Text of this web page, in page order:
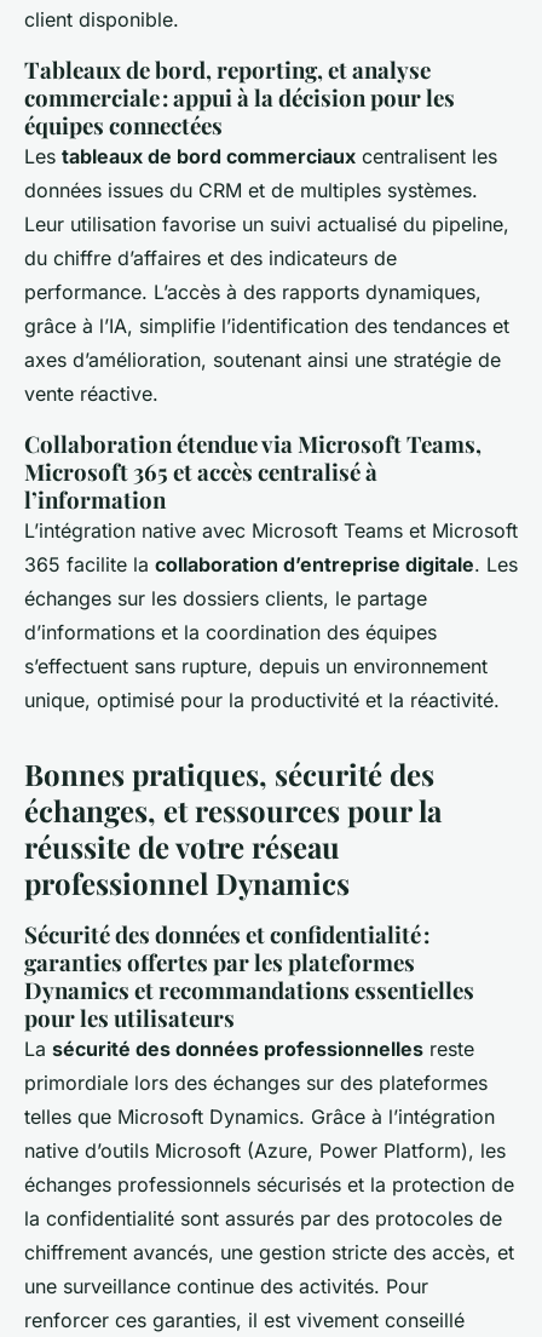
client disponible.
Tableaux de bord, reporting, et analyse
commerciale : appui à la décision pour les
équipes connectées
Les tableaux de bord commerciaux centralisent les
données issues du CRM et de multiples systèmes.
Leur utilisation favorise un suivi actualisé du pipeline,
du chiffre d’affaires et des indicateurs de
performance. L’accès à des rapports dynamiques,
grâce à l’IA, simplifie l’identification des tendances et
axes d’amélioration, soutenant ainsi une stratégie de
vente réactive.
Collaboration étendue via Microsoft Teams,
Microsoft 365 et accès centralisé à
l’information
L’intégration native avec Microsoft Teams et Microsoft
365 facilite la collaboration d’entreprise digitale. Les
échanges sur les dossiers clients, le partage
d’informations et la coordination des équipes
s’effectuent sans rupture, depuis un environnement
unique, optimisé pour la productivité et la réactivité.
Bonnes pratiques, sécurité des
échanges, et ressources pour la
réussite de votre réseau
professionnel Dynamics
Sécurité des données et confidentialité :
garanties offertes par les plateformes
Dynamics et recommandations essentielles
pour les utilisateurs
La sécurité des données professionnelles reste
primordiale lors des échanges sur des plateformes
telles que Microsoft Dynamics. Grâce à l’intégration
native d’outils Microsoft (Azure, Power Platform), les
échanges professionnels sécurisés et la protection de
la confidentialité sont assurés par des protocoles de
chiffrement avancés, une gestion stricte des accès, et
une surveillance continue des activités. Pour
renforcer ces garanties, il est vivement conseillé